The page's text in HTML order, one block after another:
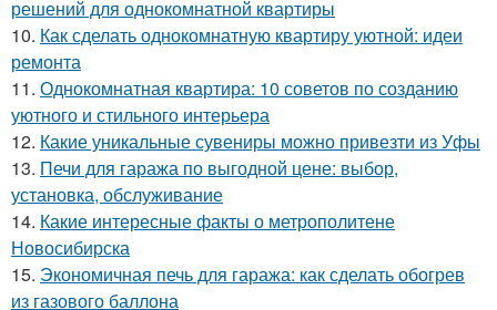
решений для однокомнатной квартиры
10. Как сделать однокомнатную квартиру уютной: идеи
ремонта
11. Однокомнатная квартира: 10 советов по созданию
уютного и стильного интерьера
12. Какие уникальные сувениры можно привезти из Уфы
13. Печи для гаража по выгодной цене: выбор,
установка, обслуживание
14. Какие интересные факты о метрополитене
Новосибирска
15. Экономичная печь для гаража: как сделать обогрев
из газового баллона